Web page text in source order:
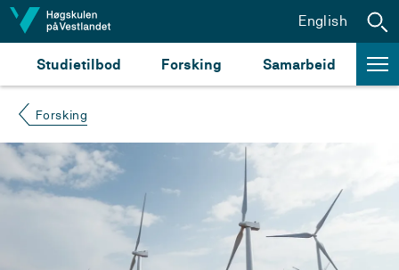
Hopp til innhald
Studietilbod Forsking Samarbeid
English
Forsking